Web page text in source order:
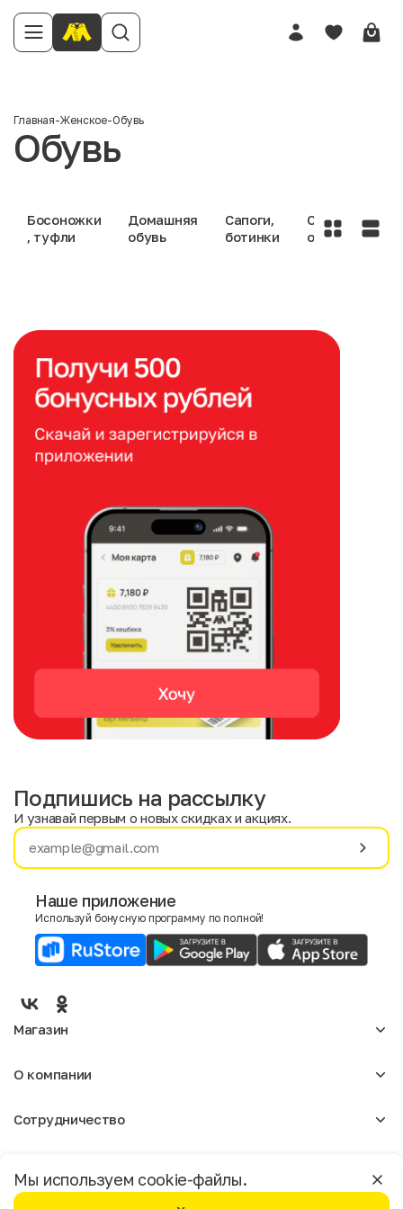
Главная-Женское-Обувь
Обувь
Босоножки
, туфли
Домашняя
обувь
Сапоги,
ботинки
Спортивная
обувь
Имя
E-mail
Пол
Мужской
Мы используем cookie-файлы.
Москва
Подпишись на рассылку
И узнавай первым о новых скидках и акциях.
Наше приложение
Используй бонусную программу по полной!
Магазин
Мужское
О компании
Отзывы
Магазины
Сотрудничество
Реклама
Доставка и оплата
Бонусная программа